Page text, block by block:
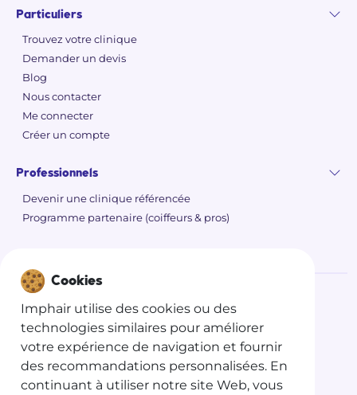
Particuliers
Trouvez votre clinique
Demander un devis
Blog
Nous contacter
Me connecter
Créer un compte
Professionnels
Devenir une clinique référencée
Programme partenaire (coiffeurs & pros)
©2026 Imphair
Politique de confidentialité
Conditions générales d'utilisations
Conditions générales de vente
Cookies
Imphair utilise des cookies ou des
technologies similaires pour améliorer
votre expérience de navigation et fournir
des recommandations personnalisées. En
continuant à utiliser notre site Web, vous